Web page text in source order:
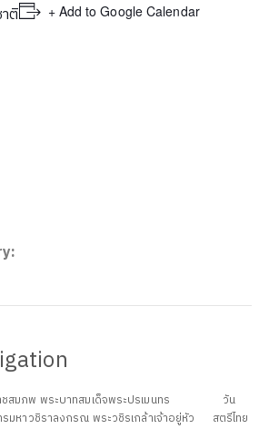
ติ + Add to Google Calendar
สมภพ พระบาทสมเด็จพระปรเมนทร
มหาวชิราลงกรณ พระวชิรเกล้าเจ้าอยู่หัว
วัน
สตรีไทย